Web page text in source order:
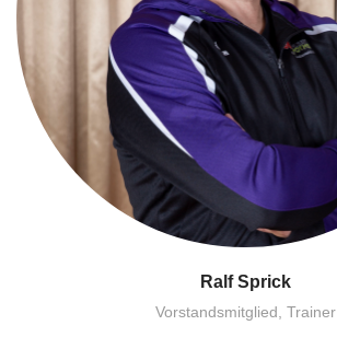
Ralf Sprick
Vorstandsmitglied, Trainer